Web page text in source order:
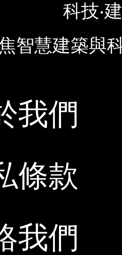
科技‧
智慧建築與
我們
條款
我們